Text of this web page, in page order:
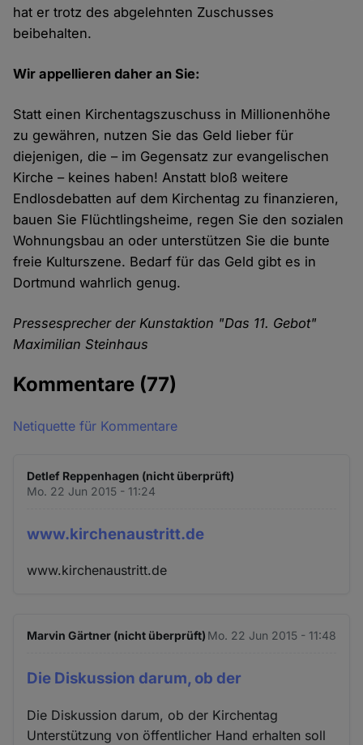
hat er trotz des abgelehnten Zuschusses
beibehalten.
Wir appellieren daher an Sie:
Statt einen Kirchentagszuschuss in Millionenhöhe
zu gewähren, nutzen Sie das Geld lieber für
diejenigen, die – im Gegensatz zur evangelischen
Kirche – keines haben! Anstatt bloß weitere
Endlosdebatten auf dem Kirchentag zu finanzieren,
bauen Sie Flüchtlingsheime, regen Sie den sozialen
Wohnungsbau an oder unterstützen Sie die bunte
freie Kulturszene. Bedarf für das Geld gibt es in
Dortmund wahrlich genug.
Pressesprecher der Kunstaktion "Das 11. Gebot"
Maximilian Steinhaus
Kommentare (77)
Netiquette für Kommentare
Detlef Reppenhagen (nicht überprüft)
Mo. 22 Jun 2015 - 11:24
www.kirchenaustritt.de
www.kirchenaustritt.de
Marvin Gärtner (nicht überprüft) Mo. 22 Jun 2015 - 11:48
Die Diskussion darum, ob der
Die Diskussion darum, ob der Kirchentag
Unterstützung von öffentlicher Hand erhalten soll